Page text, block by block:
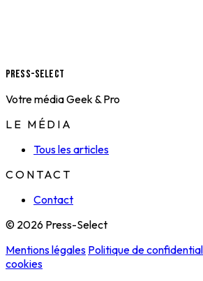
Press-Select
Votre média Geek & Pro
LE MÉDIA
Tous les articles
CONTACT
Contact
© 2026 Press-Select
Mentions légales Politique de
cookies